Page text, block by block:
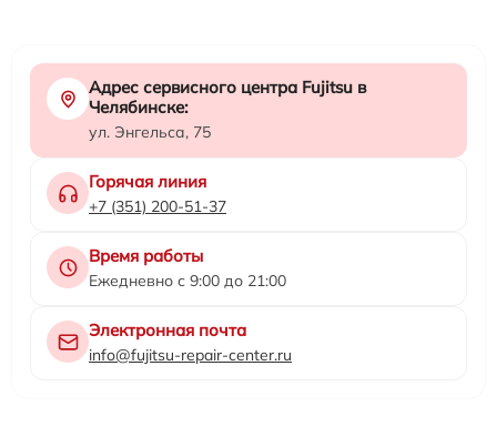
Адрес сервисного центра Fujitsu в
Челябинске:
ул. Энгельса, 75
Горячая линия
+7 (351) 200-51-37
Время работы
Ежедневно с 9:00 до 21:00
Электронная почта
info@fujitsu-repair-center.ru